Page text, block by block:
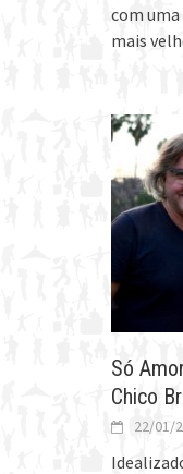
com
mais
Só
Chico
22/01/